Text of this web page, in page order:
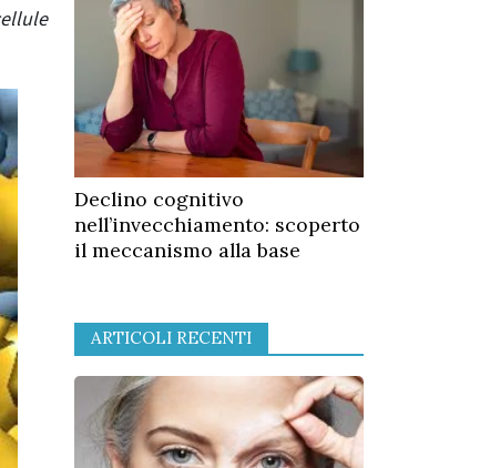
Declino cognitivo
nell’invecchiamento: scoperto
il meccanismo alla base
ARTICOLI RECENTI